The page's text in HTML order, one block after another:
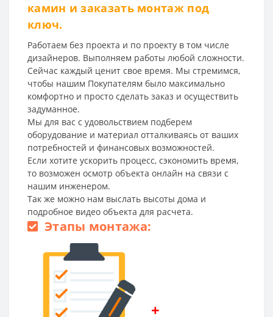
камин и заказать монтаж под
ключ.
Работаем без проекта и по проекту в том числе
дизайнеров. Выполняем работы любой сложности.
Сейчас каждый ценит свое время. Мы стремимся,
чтобы нашим Покупателям было максимально
комфортно и просто сделать заказ и осуществить
задуманное.
Мы для вас с удовольствием подберем
оборудование и материал отталкиваясь от ваших
потребностей и финансовых возможностей.
Если хотите ускорить процесс, сэкономить время,
то возможен осмотр объекта онлайн на связи с
нашим инженером.
Так же можно нам выслать высоты дома и
подробное видео объекта для расчета.
Этапы монтажа:
+